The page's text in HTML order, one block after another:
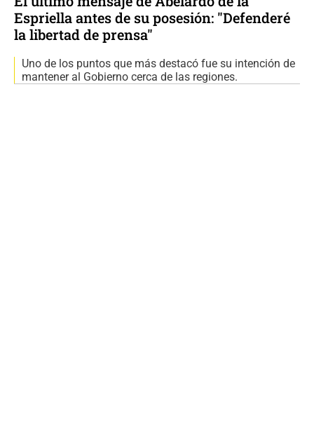
Espriella antes de su posesión: "Defenderé
la libertad de prensa"
Uno de los puntos que más destacó fue su intención de
mantener al Gobierno cerca de las regiones.